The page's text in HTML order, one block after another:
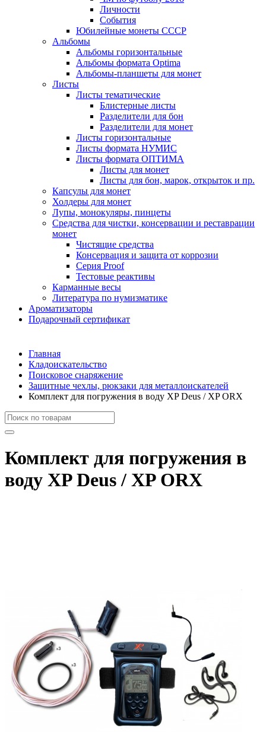
Личности
События
Юбилейные монеты СССР
Альбомы
Альбомы горизонтальные
Альбомы формата Optima
Альбомы-планшеты для монет
Листы
Листы тематические
Блистерные листы
Разделители для бон
Разделители для монет
Листы горизонтальные
Листы формата НУМИС
Листы формата ОПТИМА
Листы для монет
Листы для бон, марок, открыток и пр.
Капсулы для монет
Холдеры для монет
Лупы, монокуляры, пинцеты
Средства для чистки, консервации и реставрации
монет
Чистящие средства
Консервация и защита от коррозии
Серия Proof
Тестовые реактивы
Карманные весы
Литература по нумизматике
Ароматизаторы
Подарочный сертификат
Главная
Кладоискательство
Поисковое снаряжение
Защитные чехлы, рюкзаки для металлоискателей
Комплект для погружения в воду XP Deus / XP ORX
Комплект для погружения в
воду XP Deus / XP ORX